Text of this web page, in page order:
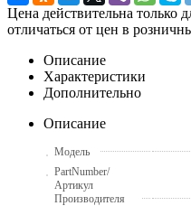
Цена действительна только
отличаться от цен в
Описание
Характеристики
Дополнительно
Описание
Модель
PartNumber/
Артикул
Производителя